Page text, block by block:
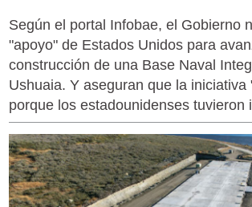
Según el portal Infobae, el Gobierno
"apoyo" de Estados Unidos para
construcción de una Base Naval
Ushuaia. Y aseguran que la iniciativa
porque los estadounidenses tuvieron